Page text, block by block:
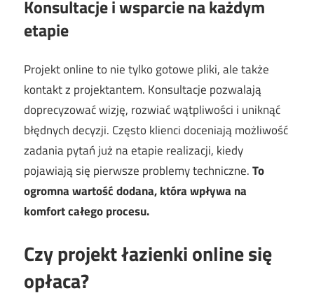
Konsultacje i wsparcie na każdym
etapie
Projekt online to nie tylko gotowe pliki, ale także
kontakt z projektantem. Konsultacje pozwalają
doprecyzować wizję, rozwiać wątpliwości i uniknąć
błędnych decyzji. Często klienci doceniają możliwość
zadania pytań już na etapie realizacji, kiedy
pojawiają się pierwsze problemy techniczne.To
ogromna wartość dodana, która wpływa na
komfort całego procesu.
Czy projekt łazienki online się
opłaca?